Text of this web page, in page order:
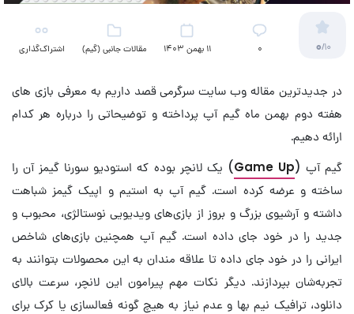
0/10 ۰ 11 بهمن 1403 مقالات جانبی (گیم) اشتراک‌گذاری
در جدیدترین مقاله وب سایت سرگرمی قصد داریم به معرفی بازی های
هفته دوم بهمن ماه گیم آپ پرداخته و توضیحاتی را درباره هر کدام
ارائه دهیم.
گیم آپ (Game Up) یک لانچر بوده که استودیو سورنا گیمز آن را
ساخته و عرضه کرده است. گیم آپ به استیم و اپیک گیمز شباهت
داشته و آرشیوی بزرگ و بروز از بازی‌های ویدیویی نوستالژی، محبوب و
جدید را در خود جای داده است. گیم آپ همچنین بازی‌های شاخص
ایرانی را در خود جای داده تا علاقه مندان به این محصولات بتوانند به
تجربه‌شان بپردازند. دیگر نکات مهم پیرامون این لانچر، سرعت بالای
دانلود، ترافیک نیم بها و عدم نیاز به هیچ گونه فعالسازی یا کرک برای